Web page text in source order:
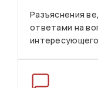
Разъяснения
ответами на